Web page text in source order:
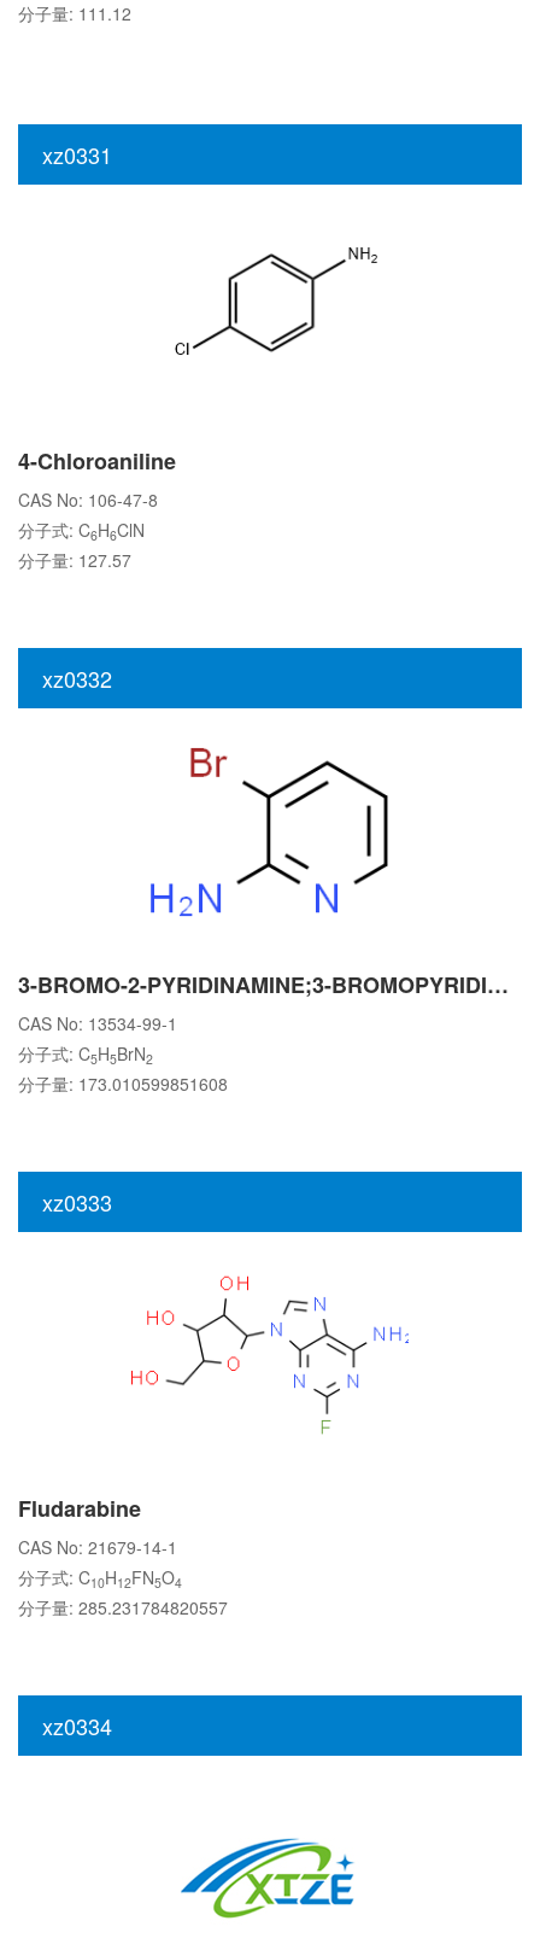
分子量: 111.12
xz0331
4-Chloroaniline
CAS No: 106-47-8
分子式: C6H6ClN
分子量: 127.57
xz0332
3-BROMO-2-PYRIDINAMINE;3-BROMOPYRIDIN-2-AMINE
CAS No: 13534-99-1
分子式: C5H5BrN2
分子量: 173.010599851608
xz0333
Fludarabine
CAS No: 21679-14-1
分子式: C10H12FN5O4
分子量: 285.231784820557
xz0334